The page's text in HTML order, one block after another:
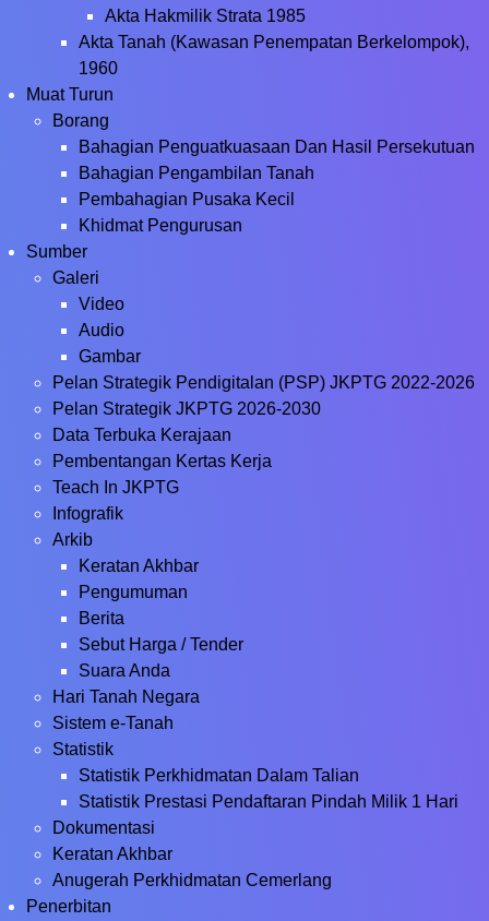
Akta Hakmilik Strata 1985
Akta Tanah (Kawasan Penempatan Berkelompok),
1960
Muat Turun
Borang
Bahagian Penguatkuasaan Dan Hasil Persekutuan
Bahagian Pengambilan Tanah
Pembahagian Pusaka Kecil
Khidmat Pengurusan
Sumber
Galeri
Video
Audio
Gambar
Pelan Strategik Pendigitalan (PSP) JKPTG 2022-2026
Pelan Strategik JKPTG 2026-2030
Data Terbuka Kerajaan
Pembentangan Kertas Kerja
Teach In JKPTG
Infografik
Arkib
Keratan Akhbar
Pengumuman
Berita
Sebut Harga / Tender
Suara Anda
Hari Tanah Negara
Sistem e-Tanah
Statistik
Statistik Perkhidmatan Dalam Talian
Statistik Prestasi Pendaftaran Pindah Milik 1 Hari
Dokumentasi
Keratan Akhbar
Anugerah Perkhidmatan Cemerlang
Penerbitan